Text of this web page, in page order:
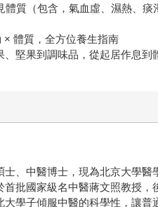
體質（包含，氣血虛、濕熱、
× 體質，全方位養生指南
、堅果到調味品，從起居作息到
士、中醫博士，現為北京大學醫
首批國家級名中醫蔣文照教授，
大學子傾服中醫的科學性，讓普